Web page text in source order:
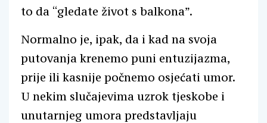
to da “gledate život s balkona”.
Normalno je, ipak, da i kad na svoja
putovanja krenemo puni entuzijazma,
prije ili kasnije počnemo osjećati umor.
U nekim slučajevima uzrok tjeskobe i
unutarnjeg umora predstavljaju